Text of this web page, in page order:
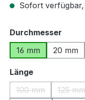
Sofort verfügbar,
Durchmesser
16 mm
20 mm
Längeauswählen
100 mm
(Diese Option
125 mm